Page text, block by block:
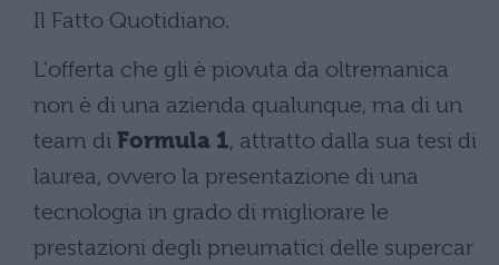
Il Fatto Quotidiano.
L'offerta che gli è piovuta da oltremanica
non è di una azienda qualunque, ma di un
team di Formula 1, attratto dalla sua tesi di
laurea, ovvero la presentazione di una
tecnologia in grado di migliorare le
prestazioni degli pneumatici delle supercar